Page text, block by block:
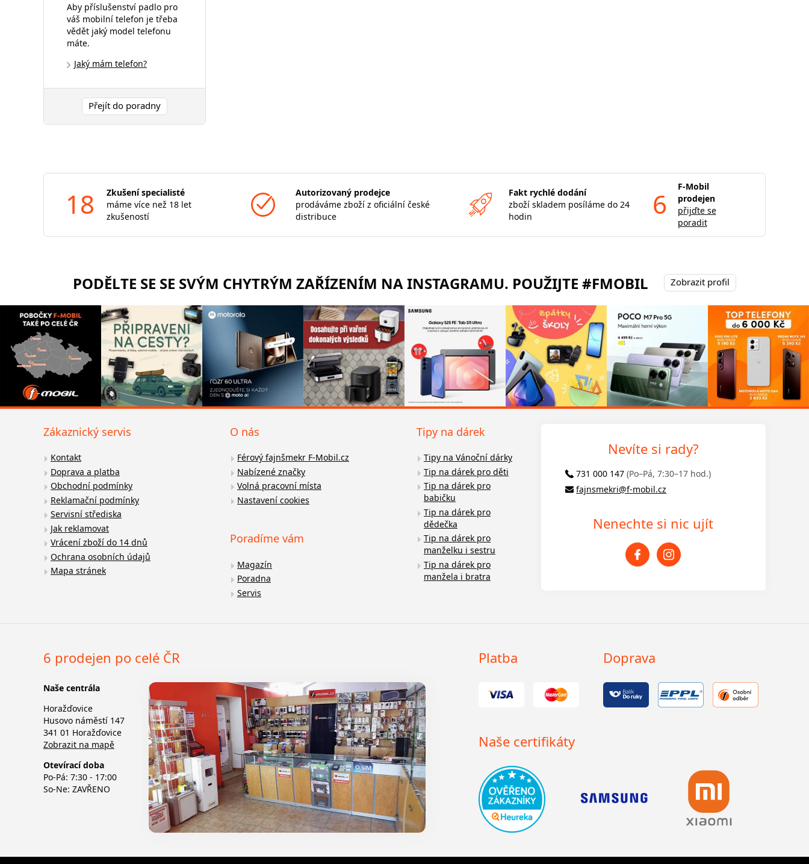
Aby příslušenství padlo pro
váš mobilní telefon je třeba
vědět jaký model telefonu
máte.
Jaký mám telefon?
Přejít do poradny
18
Zkušení specialisté
máme více než 18 let
zkušeností
Autorizovaný prodejce
prodáváme zboží z oficiální české
distribuce
Fakt rychlé dodání
zboží skladem posíláme do 24
hodin
6
F-Mobil
prodejen
přijďte se
poradit
PODĚLTE SE SE SVÝM CHYTRÝM ZAŘÍZENÍM NA INSTAGRAMU. POUŽIJTE #FMOBIL Zobrazit profil
Zákaznický servis
Kontakt
Doprava a platba
Obchodní podmínky
Reklamační podmínky
Servisní střediska
Jak reklamovat
Vrácení zboží do 14 dnů
Ochrana osobních údajů
Mapa stránek
O nás
Férový fajnšmekr F-Mobil.cz
Nabízené značky
Volná pracovní místa
Nastavení cookies
Poradíme vám
Magazín
Poradna
Servis
Tipy na dárek
Tipy na Vánoční dárky
Tip na dárek pro děti
Tip na dárek pro
babičku
Tip na dárek pro
dědečka
Tip na dárek pro
manželku i sestru
Tip na dárek pro
manžela i bratra
Nevíte si rady?
731 000 147 (Po–Pá, 7:30–17 hod.)
fajnsmekri@f-mobil.cz
Nenechte si nic ujít
6 prodejen po celé ČR
Naše centrála
Horažďovice
Husovo náměstí 147
341 01 Horažďovice
Zobrazit na mapě
Otevírací doba
Po-Pá: 7:30 - 17:00
So-Ne: ZAVŘENO
Platba Doprava
Naše certifikáty